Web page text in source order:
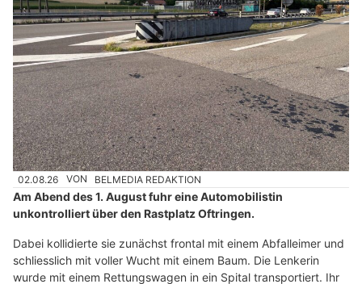
02.08.26 VON BELMEDIA REDAKTION
Am Abend des 1. August fuhr eine Automobilistin
unkontrolliert über den Rastplatz Oftringen.
Dabei kollidierte sie zunächst frontal mit einem Abfalleimer und
schliesslich mit voller Wucht mit einem Baum. Die Lenkerin
wurde mit einem Rettungswagen in ein Spital transportiert. Ihr